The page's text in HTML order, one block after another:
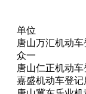
单位
唐山万汇机动
众一
唐山仁正机动
嘉盛机动车登记